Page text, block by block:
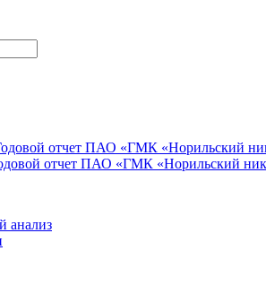
отчет ПАО «ГМК «Норильский
отчет ПАО «ГМК «Норильский
анализ